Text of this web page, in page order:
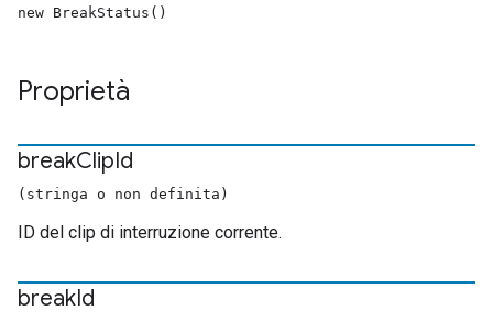
new BreakStatus()
Proprietà
breakClipId
(stringa o non definita)
ID del clip di interruzione corrente.
breakId